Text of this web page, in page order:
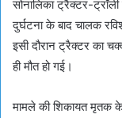
सोनालिका ट्रैक्टर-
दुर्घटना के बाद चालक
इसी दौरान ट्रैक्टर का
ही मौत हो गई।
मामले की शिकायत मृतक के